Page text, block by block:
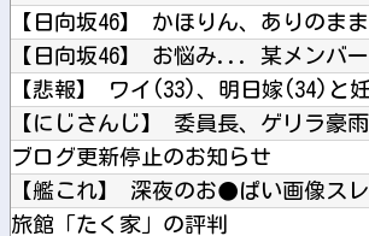
ブログ更新停止のお知らせ
【艦これ】 深夜のお●ぱい画像スレ
旅館「たく家」の評判